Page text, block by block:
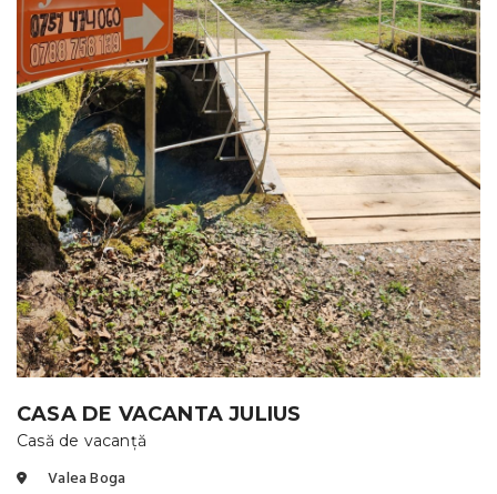
CASA DE VACANTA JULIUS
Casă de vacanță
Valea Boga